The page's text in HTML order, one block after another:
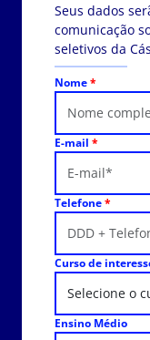
Seus dados
comunicação
seletivos da
Nome*
E-mail *
Telefone*
Curso de
Ensino Médio